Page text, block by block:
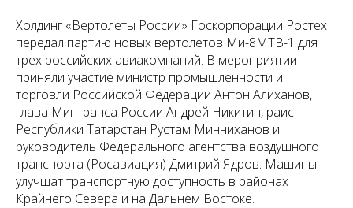
Холдинг «Вертолеты России» Госкорпорации Ростех
передал партию новых вертолетов Ми-8МТВ-1 для
трех российских авиакомпаний. В мероприятии
приняли участие министр промышленности и
торговли Российской Федерации Антон Алиханов,
глава Минтранса России Андрей Никитин, раис
Республики Татарстан Рустам Минниханов и
руководитель Федерального агентства воздушного
транспорта (Росавиация) Дмитрий Ядров. Машины
улучшат транспортную доступность в районах
Крайнего Севера и на Дальнем Востоке.